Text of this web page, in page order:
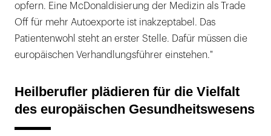
opfern. Eine McDonaldisierung der Medizin als Trade
Off für mehr Autoexporte ist inakzeptabel. Das
Patientenwohl steht an erster Stelle. Dafür müssen die
europäischen Verhandlungsführer einstehen."
Heilberufler plädieren für die Vielfalt
des europäischen Gesundheitswesens